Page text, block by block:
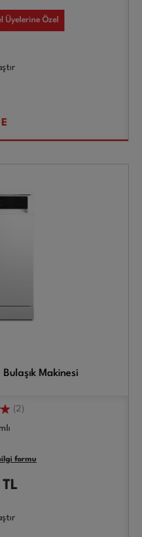
Üyelerine Özel
Makinesi
(2)
formu
TL